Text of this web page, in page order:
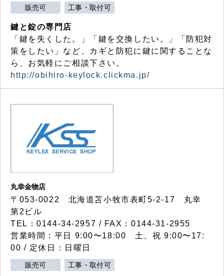
販売可 工事・取付可
鍵と錠の専門店
「鍵を失くした。」「鍵を交換したい。」「防犯対
策をしたい」など、カギと防犯に鍵に関することな
ら、お気軽にご相談下さい。
http://obihiro-keylock.clickma.jp/
丸幸金物店
〒053-0022 北海道苫小牧市表町5-2-17 丸幸
第2ビル
TEL：0144-34-2957 / FAX：0144-31-2955
営業時間：平日 9:00〜18:00 土、祝 9:00〜17:
00 / 定休日：日曜日
販売可 工事・取付可